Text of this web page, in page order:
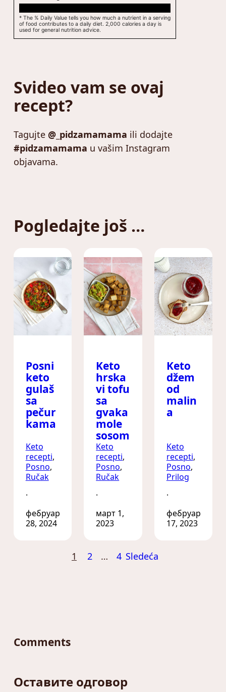
* The % Daily Value tells you how much a nutrient in a serving
of food contributes to a daily diet. 2,000 calories a day is
used for general nutrition advice.
Svideo vam se ovaj
recept?
Tagujte @_pidzamamama ili dodajte
#pidzamamama u vašim Instagram
objavama.
Pogledajte još …
Posni
keto
gulaš
sa
pečur
kama
Keto
recepti
Posno
Ručak
·
фебруар
28, 2024
Keto
hrska
vi tofu
sa
gvaka
mole
sosom
Keto
recepti
Posno
Ručak
·
март 1,
2023
Keto
džem
od
malin
a
Keto
recepti
Posno
Prilog
·
фебруар
17, 2023
1 2 … 4 Sledeća
Comments
Оставите одговор